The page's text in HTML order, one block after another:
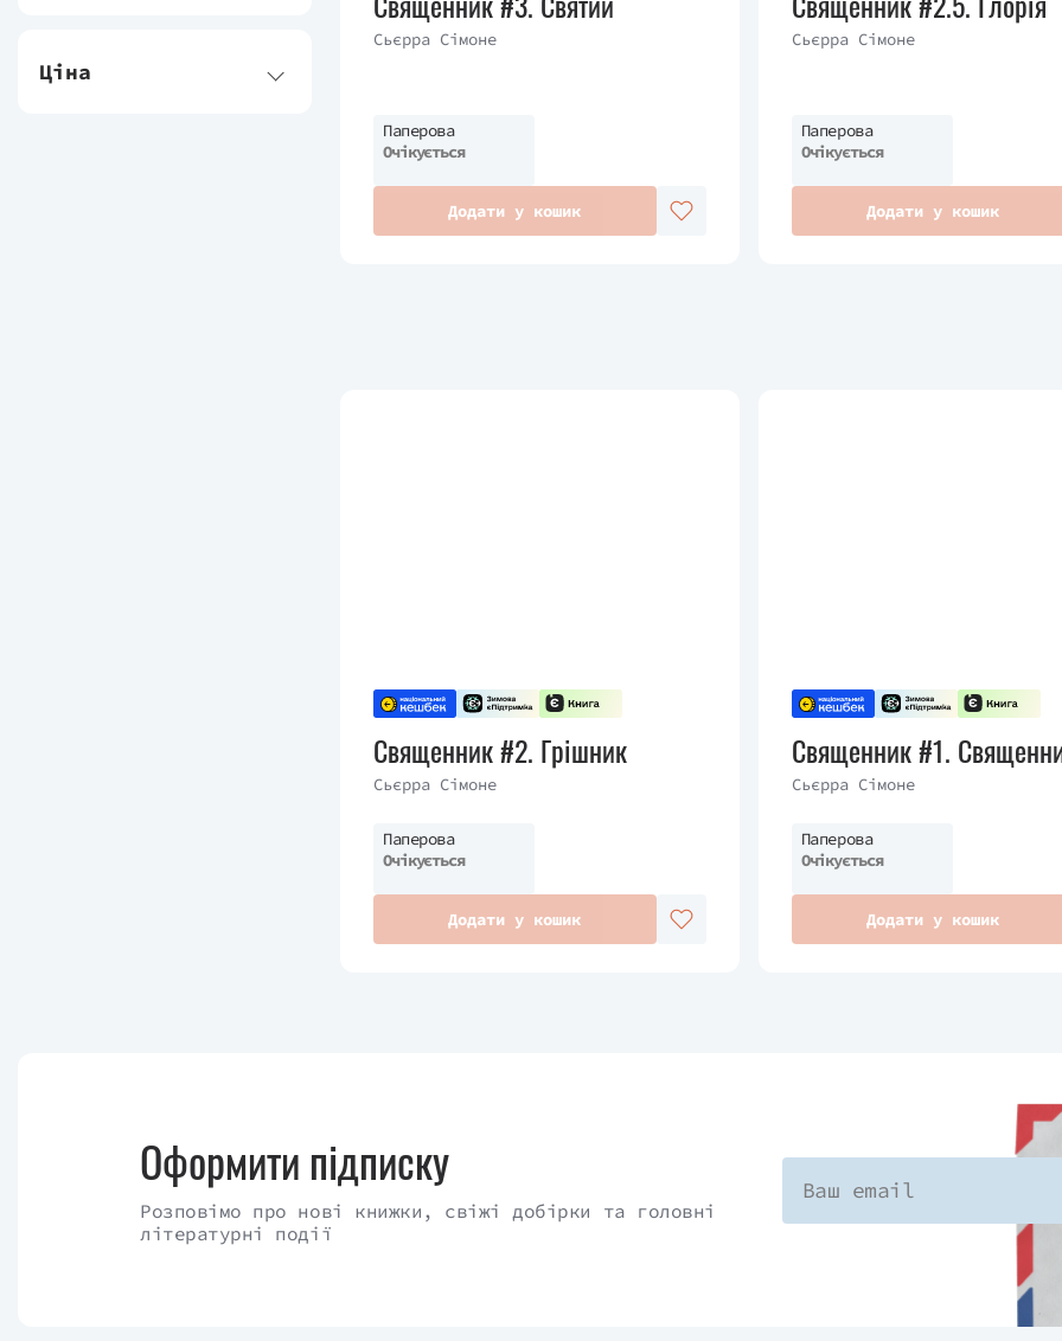
Ціна
Сьєрра Сімоне
Паперова
Очікується
Додати у кошик
Сьєрра Сімоне
Паперова
Очікується
Додати у кошик
Священник #2. Грішник
Сьєрра Сімоне
Паперова
Очікується
Додати у кошик
Священник #1.
Сьєрра Сімоне
Паперова
Очікується
Додати у кошик
Оформити підписку
Розповімо про нові книжки, свіжі добірки та головні
літературні події